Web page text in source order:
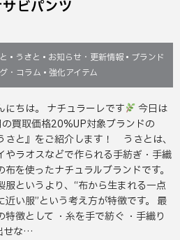
ビパンツ
• うさと • お知らせ・更新情報• ブランド
・コラム • 強化アイテム
にちは。 ナチュラーレです
今日は
買取価格20%UP対象ブランドの
さと』をご紹介します！ うさとは、
やラオスなどで作られる手紡ぎ・手織
布を使ったナチュラルブランドです。
服というより、“布から生まれる一点
近い服”という考え方が特徴です。 最
特徴として ・糸を手で紡ぐ ・手織り
せな…